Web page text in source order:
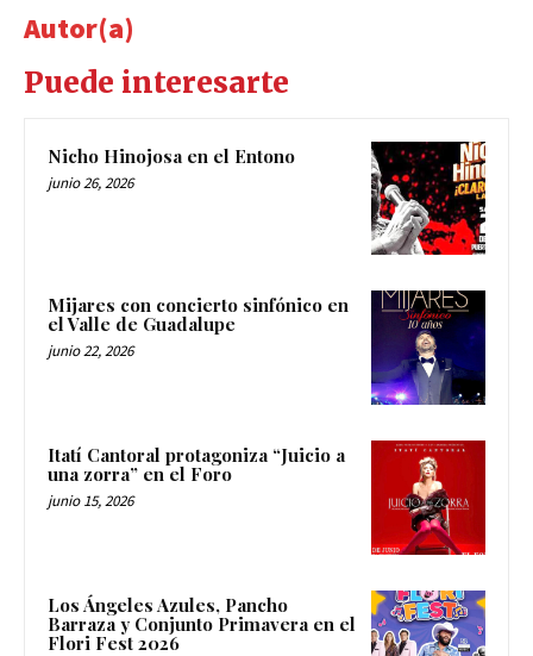
Autor(a)
Puede interesarte
Nicho Hinojosa en el Entono
junio 26, 2026
Mijares con concierto sinfónico en
el Valle de Guadalupe
junio 22, 2026
Itatí Cantoral protagoniza “Juicio a
una zorra” en el Foro
junio 15, 2026
Los Ángeles Azules, Pancho
Barraza y Conjunto Primavera en el
Flori Fest 2026